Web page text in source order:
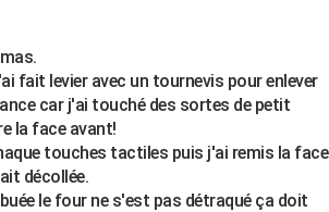
fait levier avec un tournevis pour enlever
car j'ai touché des sortes de petit
la face avant!
touches tactiles puis j'ai remis la face
décollée.
le four ne s'est pas détraqué ça doit